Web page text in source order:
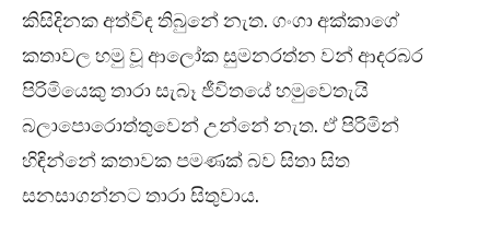
කිසිදිනක අත්විඳ තිබුනේ නැත. ගංගා අක්කාගේ
කතාවල හමු වූ ආලෝක සුමනරත්න වන් ආදරබර
පිරිමියෙකු තාරා සැබෑ ජීවිතයේ හමුවෙතැයි
බලාපොරොත්‍තුවෙන් උන්නේ නැත. ඒ පිරිමින්
හිඳින්නේ කතාවක පමණක් බව සිතා සිත
සනසාගන්නට තාරා සිතුවාය.